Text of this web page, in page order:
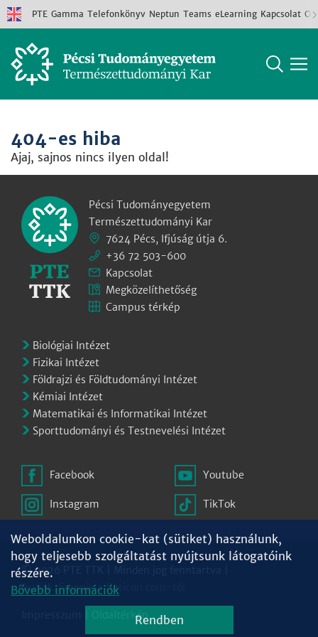
PTE Gamma Telefonkönyv Neptun Teams eLearning Kapcsolat
404-es hiba
Ajaj, sajnos nincs ilyen oldal!
Pécsi Tudományegyetem
Természettudományi Kar
7624 Pécs, Ifjúság útja 6.
+36 72 503-600
Kapcsolat
Megközelíthetőség
Campus térkép
Biológiai Intézet
Fizikai Intézet
Földrajzi és Földtudományi Intézet
Kémiai Intézet
Matematikai és Informatikai Intézet
Sporttudományi és Testnevelési Intézet
Facebook
Instagram
Youtube
TikTok
© 2026 PTE TTK | Minden jog fenntartva |
Ikonok:Freepikaflaticon.com
Oldaltérkép
Weboldalunkon cookie-kat (sütiket) használunk,
hogy teljesebb szolgáltatást nyújtsunk látogatóink
részére.
Bővebb információk
Rendben